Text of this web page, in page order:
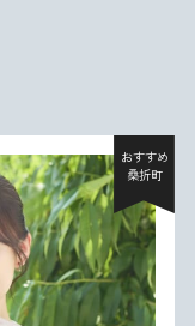
おすすめ
桑折町